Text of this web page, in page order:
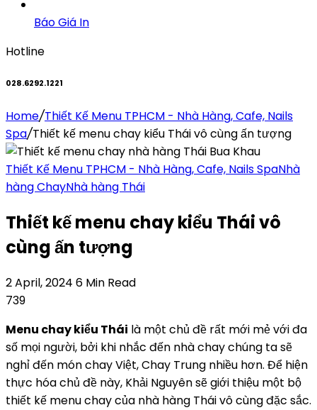
Báo Giá In
Hotline
028.6292.1221
Home/Thiết Kế Menu TPHCM - Nhà Hàng, Cafe, Nails
Spa/Thiết kế menu chay kiểu Thái vô cùng ấn tượng
Thiết Kế Menu TPHCM - Nhà Hàng, Cafe, Nails SpaNhà
hàng ChayNhà hàng Thái
Thiết kế menu chay kiểu Thái vô
cùng ấn tượng
2 April, 2024 6 Min Read
739
Menu chay kiểu Thái là một chủ đề rất mới mẻ với đa
số mọi người, bởi khi nhắc đến nhà chay chúng ta sẽ
nghỉ đến món chay Việt, Chay Trung nhiều hơn. Để hiện
thực hóa chủ đề này, Khải Nguyên sẽ giới thiệu một bộ
thiết kế menu chay của nhà hàng Thái vô cùng đặc sắc.